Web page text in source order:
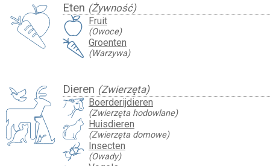
Eten (Żywność)
Fruit
(Owoce)
Groenten
(Warzywa)
Dieren (Zwierzęta)
Boerderijdieren
(Zwierzęta hodowlane)
Huisdieren
(Zwierzęta domowe)
Insecten
(Owady)